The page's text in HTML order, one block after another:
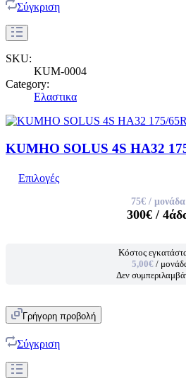
Σύγκριση
SKU:
KUM-0004
Category:
Ελαστικα
KUMHO SOLUS 4S HA32
Επιλογές
75€/ μονάδα
300€/
Κόστος
5,00€ /
Δεν
Γρήγορη προβολή
Σύγκριση